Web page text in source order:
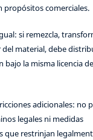
propósitos comerciales.
si remezcla,
del material, debe
bajo la misma licencia
adicionales: no
legales ni medidas
que restrinjan